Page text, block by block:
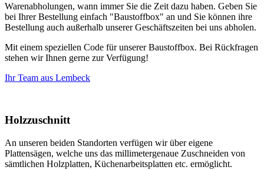
Warenabholungen, wann immer Sie die Zeit dazu haben. Geben Sie
bei Ihrer Bestellung einfach "Baustoffbox" an und Sie können ihre
Bestellung auch außerhalb unserer Geschäftszeiten bei uns abholen.
Mit einem speziellen Code für unserer Baustoffbox. Bei Rückfragen
stehen wir Ihnen gerne zur Verfügung!
Ihr Team aus Lembeck
Holzzuschnitt
An unseren beiden Standorten verfügen wir über eigene
Plattensägen, welche uns das millimetergenaue Zuschneiden von
sämtlichen Holzplatten, Küchenarbeitsplatten etc. ermöglicht.